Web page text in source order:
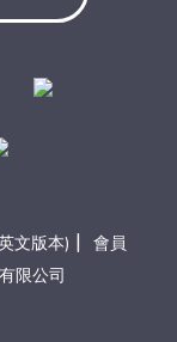
文版本) | 會員
限公司